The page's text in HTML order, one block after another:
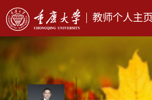
教师个人主页